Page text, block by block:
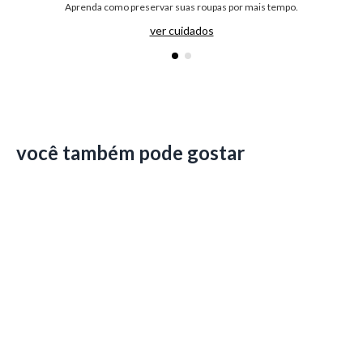
Aprenda como preservar suas roupas por mais tempo.
ver cuidados
você também pode gostar